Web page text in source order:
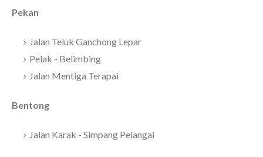
Pekan
Jalan Teluk Ganchong Lepar
Pelak - Belimbing
Jalan Mentiga Terapai
Bentong
Jalan Karak - Simpang Pelangai